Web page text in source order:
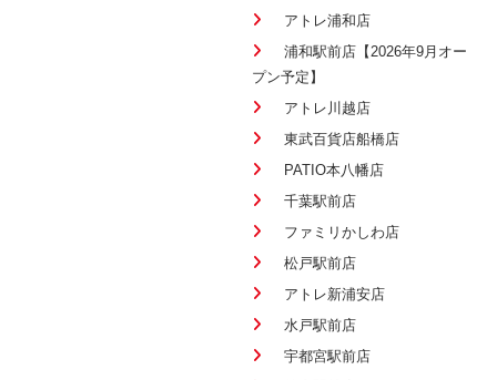
アトレ浦和店
浦和駅前店【2026年9月オー
プン予定】
アトレ川越店
東武百貨店船橋店
PATIO本八幡店
千葉駅前店
ファミリかしわ店
松戸駅前店
アトレ新浦安店
水戸駅前店
宇都宮駅前店